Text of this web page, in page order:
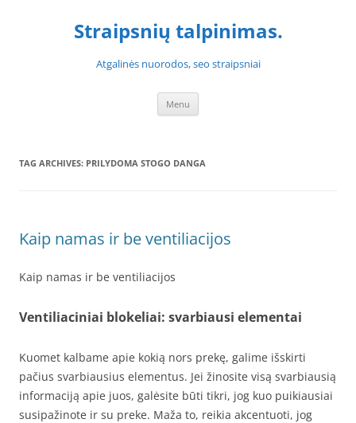
Straipsnių talpinimas.
Atgalinės nuorodos, seo straipsniai
Menu
TAG ARCHIVES: PRILYDOMA STOGO DANGA
Kaip namas ir be ventiliacijos
Kaip namas ir be ventiliacijos
Ventiliaciniai blokeliai: svarbiausi elementai
Kuomet kalbame apie kokią nors prekę, galime išskirti
pačius svarbiausius elementus. Jei žinosite visą svarbiausią
informaciją apie juos, galėsite būti tikri, jog kuo puikiausiai
susipažinote ir su preke. Maža to, reikia akcentuoti, jog